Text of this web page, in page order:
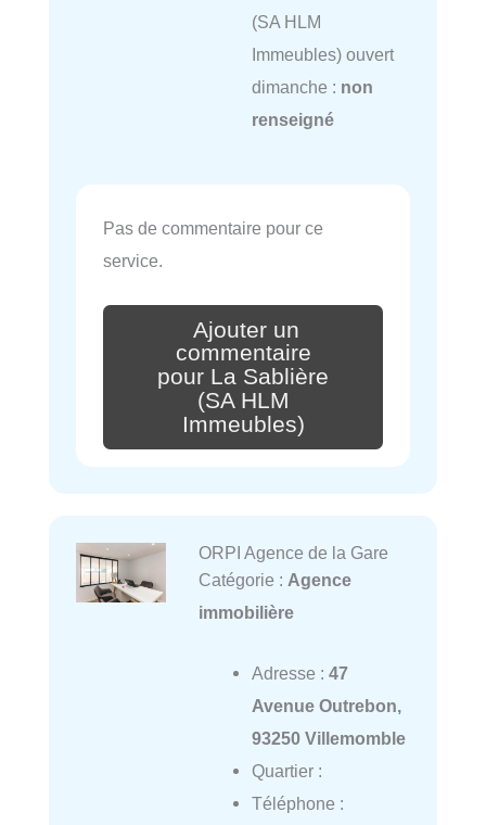
(SA HLM
Immeubles) ouvert
dimanche : non
renseigné
Pas de commentaire pour ce
service.
Ajouter un
commentaire
pour La Sablière
(SA HLM
Immeubles)
ORPI Agence de la Gare
Catégorie : Agence
immobilière
Adresse : 47
Avenue Outrebon,
93250 Villemomble
Quartier :
Téléphone :